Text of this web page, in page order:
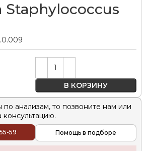
Staphylococcus
В КОРЗИНУ
Alternative:
по анализам, то позвоните нам или
консультацию.
59 Помощь в подборе